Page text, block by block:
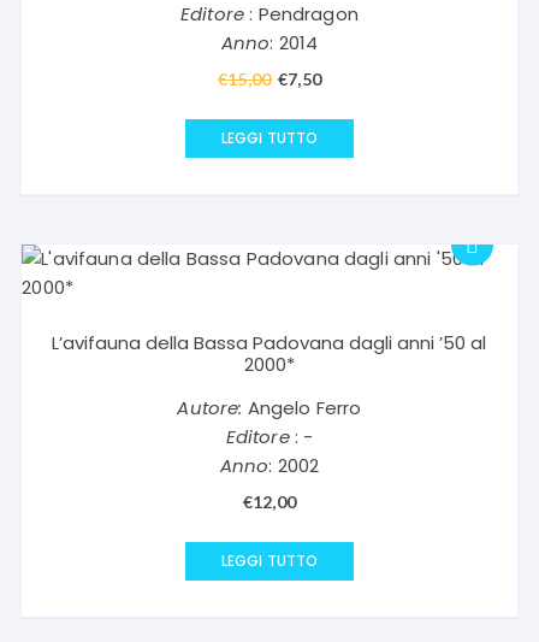
Editore: Pendragon
Anno: 2014
€15,00 Il
originale
€7,50Il
LEGGI TUTTO
L’avifauna della Bassa Padovana dagli anni ’50 al
2000*
Autore: Angelo Ferro
Editore: -
Anno: 2002
€12,00
LEGGI TUTTO